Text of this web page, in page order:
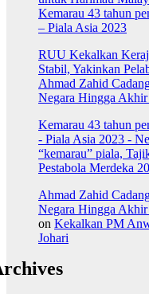
Kemarau 43 tahun
– Piala Asia 2023
RUU Kekalkan
Stabil, Yakinkan
Ahmad Zahid
Negara Hingga
Kemarau 43 tahun
- Piala Asia 2023 -
“kemarau” piala,
Pestabola Merdeka
Ahmad Zahid
Negara Hingga
on Kekalkan PM
Johari